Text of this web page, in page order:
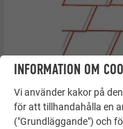
INFORMATION OM
Vi använder kakor på
för att tillhandahålla en
("Grundläggande") och